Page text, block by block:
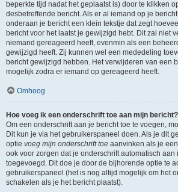
beperkte tijd nadat het geplaatst is) door te klikken
desbetreffende bericht. Als er al iemand op je
onderaan je bericht een klein tekstje dat zegt
bericht voor het laatst je gewijzigd hebt. Dit zal niet
niemand gereageerd heeft, evenmin als een
gewijzigd heeft. Zij kunnen wel een mededeling
bericht gewijzigd hebben. Het verwijderen van een
mogelijk zodra er iemand op gereageerd heeft.
Omhoog
Hoe voeg ik een onderschrift toe aan mijn bericht?
Om een onderschrift aan je bericht toe te voegen,
Dit kun je via het gebruikerspaneel doen. Als je dit
optie voeg mijn onderschrift toe aanvinken als je
ook voor zorgen dat je onderschrift automatisch
toegevoegd. Dit doe je door de bijhorende optie te
gebruikerspaneel (het is nog altijd mogelijk om het
schakelen als je het bericht plaatst).